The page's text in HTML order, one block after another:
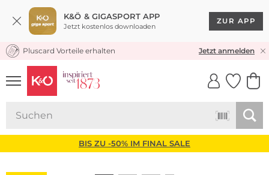
K&Ö & GIGASPORT APP
Jetzt kostenlos downloaden
ZUR APP
KOSTENLOSER VERSAND* & RÜCKVERSAND
Pluscard Vorteile erhalten Jetzt anmelden
UNSERE APP
CLICK &
BIS ZU -50% IM FINAL SALE